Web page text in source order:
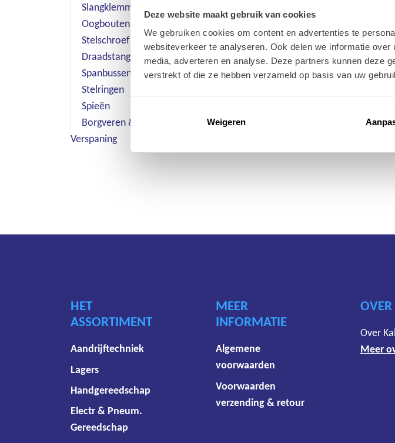
Deze website maakt gebruik van cookies
We gebruiken cookies om content en advertenties te
websiteverkeer te analyseren. Ook delen we informatie
media, adverteren en analyse. Deze partners kunnen deze
verstrekt of die ze hebben verzameld op basis van uw
Weigeren
Onze
Over
Slangklemmen & Beugels
Oogbouten
Stelschroef
Draadstang
Spanbussen & Borgpennen
Stelringen
Spieën
Borgveren & Borgclips
Verspaning
RVS
HET
ASSORTIMENT
Aandrijftechniek
Lagers
Handgereedschap
Electr & Pneum.
Gereedschap
MEER
INFORMATIE
Algemene
voorwaarden
Voorwaarden
verzending & retour
Over
Meer